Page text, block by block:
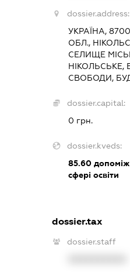
dossier.address:
УКРАЇНА,
ОБЛ.,
СЕЛИЩЕ
НІКОЛЬСЬКЕ,
СВОБОДИ,
dossier.capital:
0 грн.
dossier.kveds:
85.60
сфері освіти
dossier.tax
dossier.staff